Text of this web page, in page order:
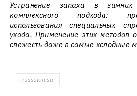
Устранение запаха в зимних
комплексного подхода:
использования специальных
ухода. Применение этих методов
свежесть даже в самые холодные
russalon.su